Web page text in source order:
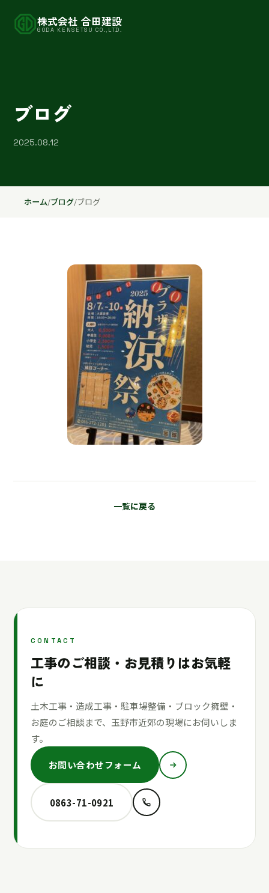
株式会社 合田建設
GODA KENSETSU CO.,LTD.
ブログ
2025.08.12
ホーム/ブログ/ブログ
一覧に戻る
CONTACT
工事のご相談・お見積りはお気軽
に
土木工事・造成工事・駐車場整備・ブロック擁壁・
お庭のご相談まで、玉野市近郊の現場にお伺いしま
す。
お問い合わせフォーム
0863-71-0921